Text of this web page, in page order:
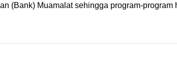
(Bank) Muamalat sehingga program-